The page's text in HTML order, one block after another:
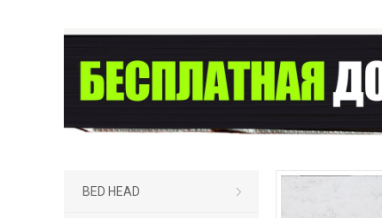
BED HEAD